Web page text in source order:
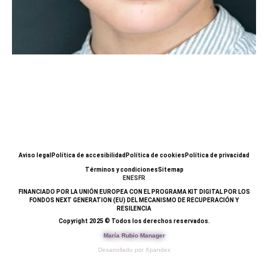
Aviso legal Política de accesibilidad Política de cookies Política de privacidad
Términos y condicionesSitemap
EN ES FR
FINANCIADO POR LA UNIÓN EUROPEA CON EL PROGRAMA KIT DIGITAL POR LOS
FONDOS NEXT GENERATION (EU) DEL MECANISMO DE RECUPERACIÓN Y
RESILENCIA
Copyright 2025 © Todos los derechos reservados.
María Rubio Manager
Desarrollado por Xpandex